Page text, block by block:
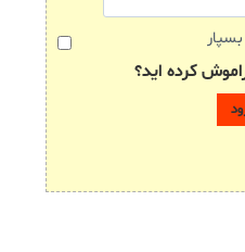
بسپار
کرده اید؟